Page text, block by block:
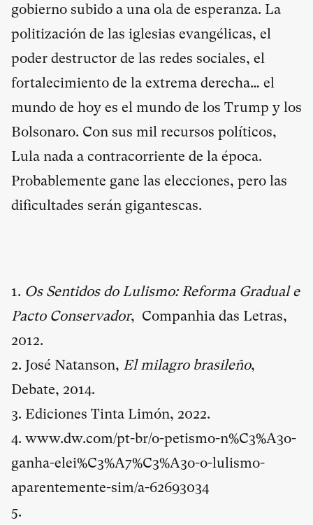
gobierno subido a una ola de esperanza. La
politización de las iglesias evangélicas, el
poder destructor de las redes sociales, el
fortalecimiento de la extrema derecha… el
mundo de hoy es el mundo de los Trump y los
Bolsonaro. Con sus mil recursos políticos,
Lula nada a contracorriente de la época.
Probablemente gane las elecciones, pero las
dificultades serán gigantescas.
1. Os Sentidos do Lulismo: Reforma Gradual e
Pacto Conservador, Companhia das Letras,
2012.
2. José Natanson, El milagro brasileño,
Debate, 2014.
3. Ediciones Tinta Limón, 2022.
4. www.dw.com/pt-br/o-petismo-n%C3%A3o-
ganha-elei%C3%A7%C3%A3o-o-lulismo-
aparentemente-sim/a-62693034
5.